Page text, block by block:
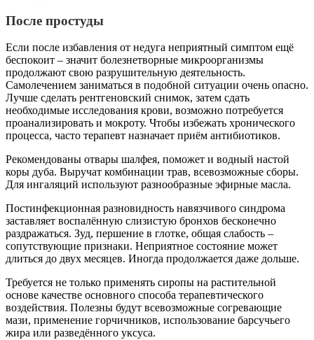
После простуды
Если после избавления от недуга неприятный симптом ещё
беспокоит – значит болезнетворные микроорганизмы
продолжают свою разрушительную деятельность.
Самолечением заниматься в подобной ситуации очень опасно.
Лучше сделать рентгеновский снимок, затем сдать
необходимые исследования крови, возможно потребуется
проанализировать и мокроту. Чтобы избежать хронического
процесса, часто терапевт назначает приём антибиотиков.
Рекомендованы отвары шалфея, поможет и водный настой
коры дуба. Выручат комбинации трав, всевозможные сборы.
Для ингаляций используют разнообразные эфирные масла.
Постинфекционная разновидность навязчивого синдрома
заставляет воспалённую слизистую бронхов бесконечно
раздражаться. Зуд, першение в глотке, общая слабость –
сопутствующие признаки. Неприятное состояние может
длиться до двух месяцев. Иногда продолжается даже дольше.
Требуется не только применять сиропы на растительной
основе качестве основного способа терапевтического
воздействия. Полезны будут всевозможные согревающие
мази, применение горчичников, использование барсучьего
жира или разведённого уксуса.